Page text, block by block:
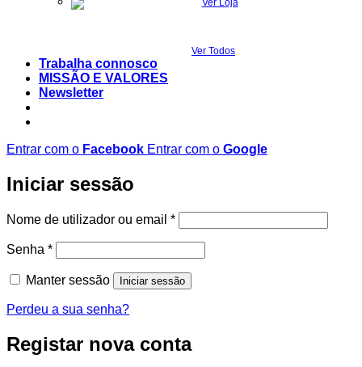
Ver Todos
Trabalha connosco
MISSÃO E VALORES
Newsletter
Entrar com o Facebook Entrar com o Google
Iniciar sessão
Nome de utilizador ou email *Obrigatório
Senha *Obrigatório
Manter sessão Iniciar sessão
Perdeu a sua senha?
Registar nova conta